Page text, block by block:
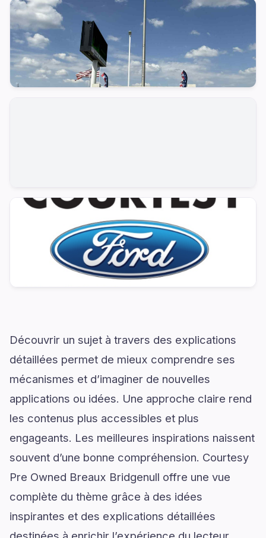
Découvrir un sujet à travers des explications
détaillées permet de mieux comprendre ses
mécanismes et d’imaginer de nouvelles
applications ou idées. Une approche claire rend
les contenus plus accessibles et plus
engageants. Les meilleures inspirations naissent
souvent d’une bonne compréhension. Courtesy
Pre Owned Breaux Bridgenull offre une vue
complète du thème grâce à des idées
inspirantes et des explications détaillées